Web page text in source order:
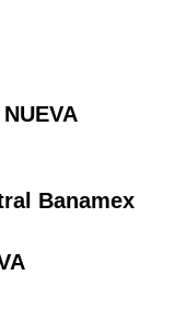
Banamex